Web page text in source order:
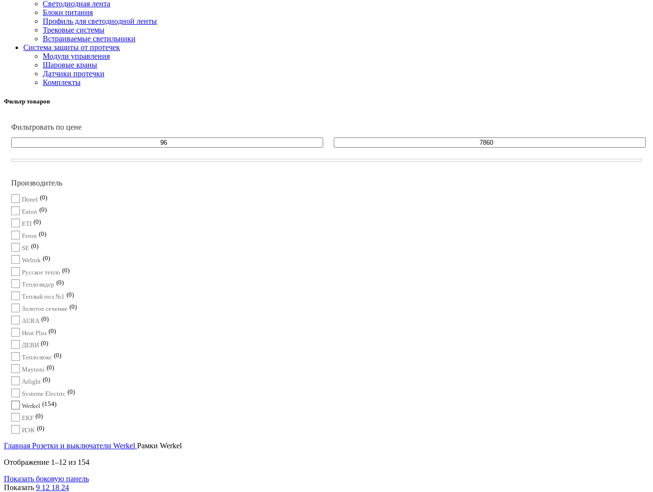
Светодиодная лента
Блоки питания
Профиль для светодиодной ленты
Трековые системы
Встраиваемые светильники
Cистема защиты от протечек
Модули управления
Шаровые краны
Датчики протечки
Комплекты
Фильтр товаров
Фильтровать по цене
Производитель
Donel 0
Eaton 0
ETI 0
Feron 0
SE 0
Welrok 0
Русское тепло 0
Теплолидер 0
Теплый пол №1 0
Золотое сечение 0
AURA 0
Heat Plus 0
ДЕВИ 0
Теплолюкс 0
Maytoni 0
Arlight 0
Systeme Electric 0
Werkel 154
EKF 0
ИЭК 0
Главная Розетки и выключатели Werkel Рамки Werkel
Отображение 1–12 из 154
Показать боковую панель
Показать 9 12 18 24